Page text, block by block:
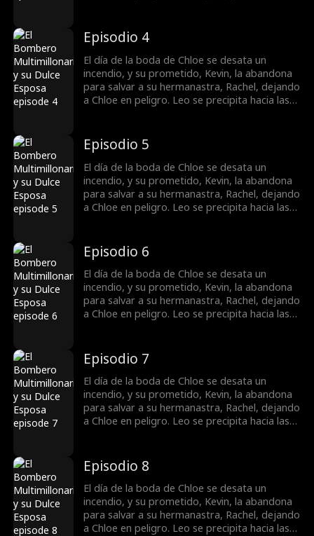
impulsiva con Leo sin ser consciente de que,
en realidad, es un CEO billonario. A medida
que pasa el tiempo, Leo empieza a
enamorarse de Chloe hasta quedar
completamente dedicado a ella.
Episodio 4
El día de la boda de Chloe se desata un
incendio, y su prometido, Kevin, la abandona
para salvar a su hermanastra, Rachel, dejando
a Chloe en peligro. Leo se precipita hacia las
impulsiva con Leo sin ser consciente de que,
en realidad, es un CEO billonario. A medida
que pasa el tiempo, Leo empieza a
enamorarse de Chloe hasta quedar
completamente dedicado a ella.
Episodio 5
El día de la boda de Chloe se desata un
incendio, y su prometido, Kevin, la abandona
para salvar a su hermanastra, Rachel, dejando
a Chloe en peligro. Leo se precipita hacia las
impulsiva con Leo sin ser consciente de que,
en realidad, es un CEO billonario. A medida
que pasa el tiempo, Leo empieza a
enamorarse de Chloe hasta quedar
completamente dedicado a ella.
Episodio 6
El día de la boda de Chloe se desata un
incendio, y su prometido, Kevin, la abandona
para salvar a su hermanastra, Rachel, dejando
a Chloe en peligro. Leo se precipita hacia las
impulsiva con Leo sin ser consciente de que,
en realidad, es un CEO billonario. A medida
que pasa el tiempo, Leo empieza a
enamorarse de Chloe hasta quedar
completamente dedicado a ella.
Episodio 7
El día de la boda de Chloe se desata un
incendio, y su prometido, Kevin, la abandona
para salvar a su hermanastra, Rachel, dejando
a Chloe en peligro. Leo se precipita hacia las
impulsiva con Leo sin ser consciente de que,
en realidad, es un CEO billonario. A medida
que pasa el tiempo, Leo empieza a
enamorarse de Chloe hasta quedar
completamente dedicado a ella.
Episodio 8
El día de la boda de Chloe se desata un
incendio, y su prometido, Kevin, la abandona
para salvar a su hermanastra, Rachel, dejando
a Chloe en peligro. Leo se precipita hacia las